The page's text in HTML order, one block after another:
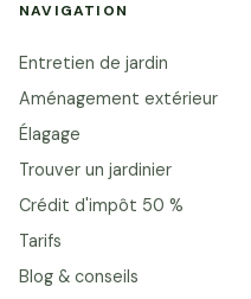
NAVIGATION
Entretien de jardin
Aménagement extérieur
Élagage
Trouver un jardinier
Crédit d'impôt 50 %
Tarifs
Blog & conseils